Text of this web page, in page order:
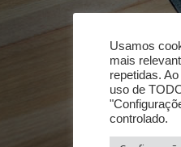
Usamos
mais
repetidas.
uso de
controlado.